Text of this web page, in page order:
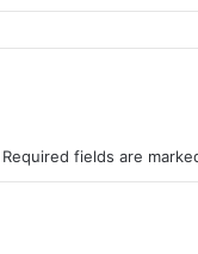
Required fields are